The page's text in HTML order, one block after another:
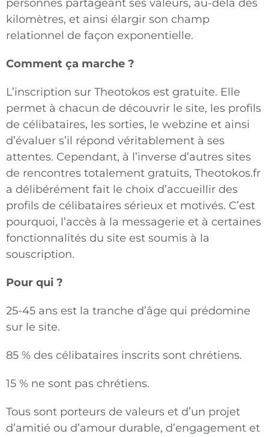
personnes partageant ses valeurs, au-delà des
kilomètres, et ainsi élargir son champ
relationnel de façon exponentielle.
Comment ça marche ?
L’inscription sur Theotokos est gratuite. Elle
permet à chacun de découvrir le site, les profils
de célibataires, les sorties, le webzine et ainsi
d’évaluer s’il répond véritablement à ses
attentes. Cependant, à l’inverse d’autres sites
de rencontres totalement gratuits, Theotokos.fr
a délibérément fait le choix d’accueillir des
profils de célibataires sérieux et motivés. C’est
pourquoi, l’accès à la messagerie et à certaines
fonctionnalités du site est soumis à la
souscription.
Pour qui ?
25-45 ans est la tranche d’âge qui prédomine
sur le site.
85 % des célibataires inscrits sont chrétiens.
15 % ne sont pas chrétiens.
Tous sont porteurs de valeurs et d’un projet
d’amitié ou d’amour durable, d’engagement et